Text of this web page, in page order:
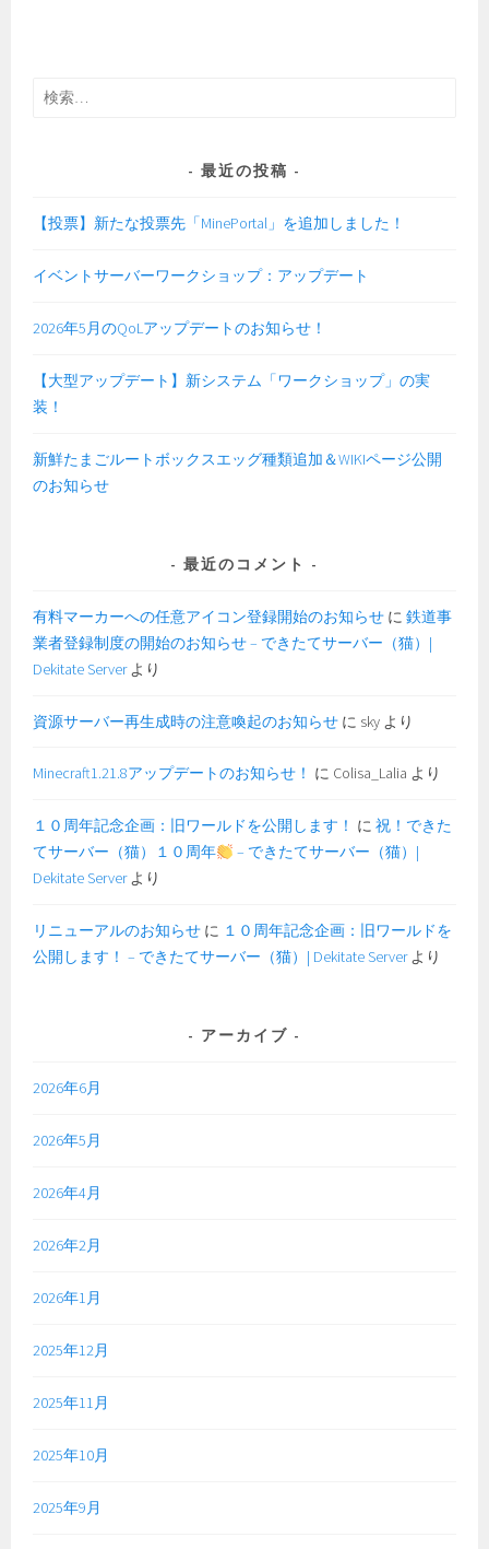
検
最近の投稿
【投票】新たな投票先「MinePortal」を追加しました！
イベントサーバーワークショップ：アップデート
2026年5月のQoLアップデートのお知らせ！
【大型アップデート】新システム「ワークショップ」の実
装！
新鮮たまごルートボックスエッグ種類追加＆WIKIページ公開
のお知らせ
最近のコメント
有料マーカーへの任意アイコン登録開始のお知らせ に鉄道事
業者登録制度の開始のお知らせ – できたてサーバー（猫）|
Dekitate Serverより
資源サーバー再生成時の注意喚起のお知らせ に sky より
Minecraft1.21.8アップデートのお知らせ！ に Colisa_Lalia より
１０周年記念企画：旧ワールドを公開します！ に祝！できた
てサーバー（猫）１０周年
– できたてサーバー（猫）|
Dekitate Serverより
リニューアルのお知らせ に １０周年記念企画：旧ワールドを
公開します！ – できたてサーバー（猫）| Dekitate Serverより
アーカイブ
2026年6月
2026年5月
2026年4月
2026年2月
2026年1月
2025年12月
2025年11月
2025年10月
2025年9月